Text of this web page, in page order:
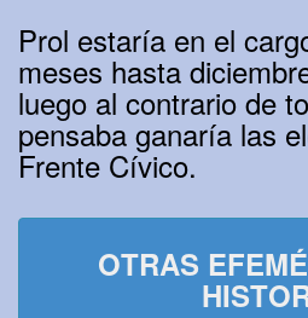
Prol estaría en el
meses hasta
luego al contrario de
pensaba ganaría las
Frente Cívico.
OTRAS